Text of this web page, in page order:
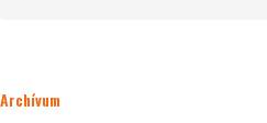
Archívum